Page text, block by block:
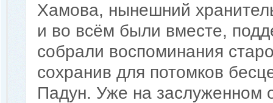
Хамова, нынешний
и во всём были вместе,
собрали воспоминания
сохранив для потомков
Падун. Уже на заслуженном